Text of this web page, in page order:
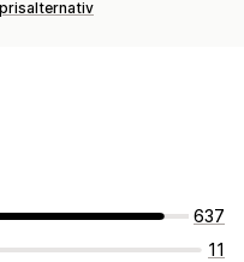
637
11